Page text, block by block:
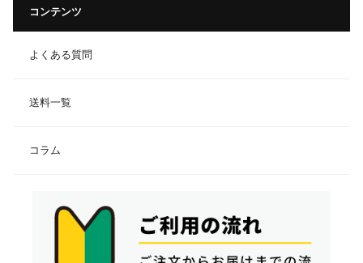
コンテンツ
よくある質問
送料一覧
コラム